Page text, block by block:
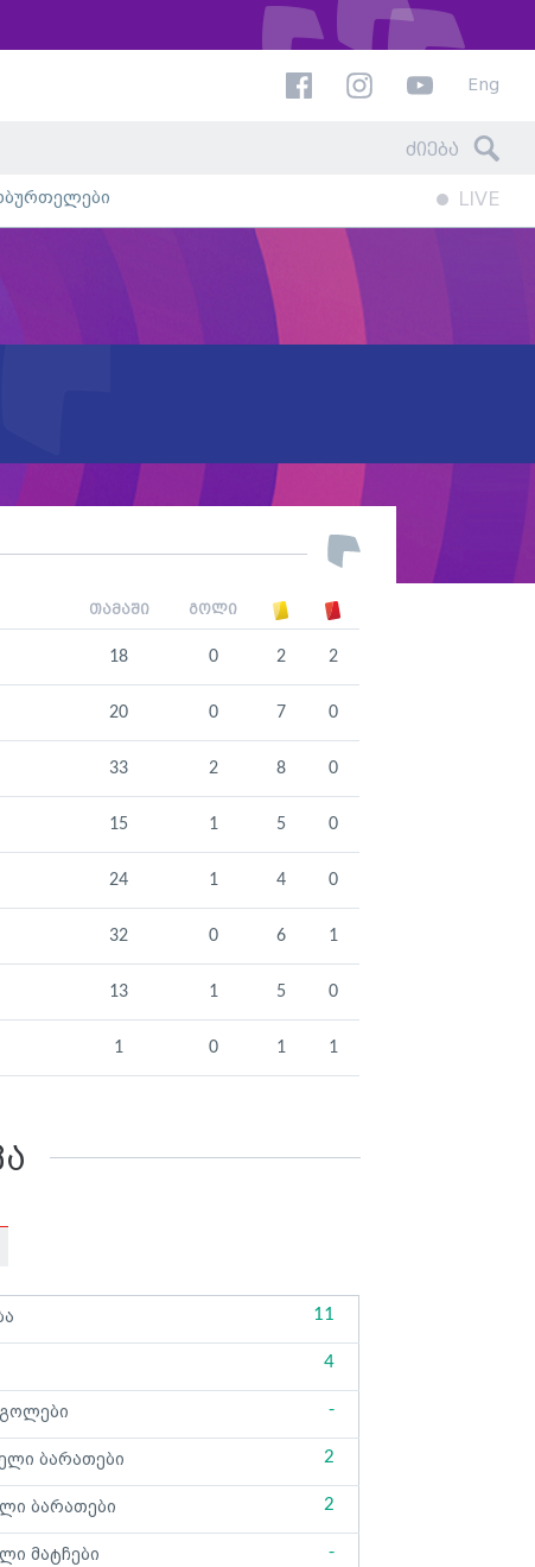
Eng
LIVE
თამაში გოლი
18 0 2 2
20 0 7 0
33 2 8 0
15 1 5 0
24 1 4 0
32 0 6 1
13 1 5 0
1 0 1 1
11
4
-
ბარათები 2
ბარათები 2
მატჩები -